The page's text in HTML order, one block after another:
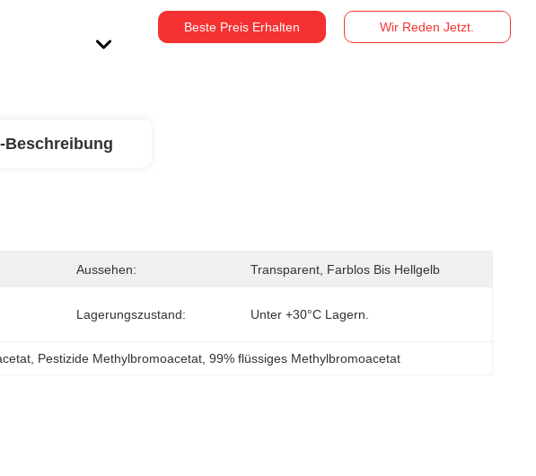
Beste Preis Erhalten Wir Reden Jetzt.
Beschreibung
Aussehen: Transparent, Farblos Bis Hellgelb
Lagerungszustand: Unter +30°C Lagern.
Pestizide Methylbromoacetat , 99% flüssiges Methylbromoacetat